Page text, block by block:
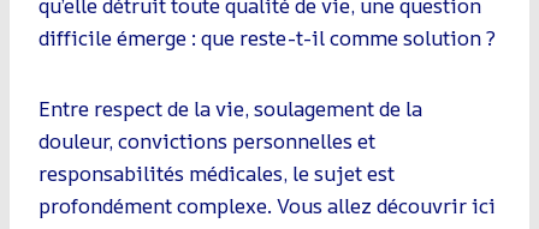
difficile émerge : que reste-t-il comme solution ?
Entre respect de la vie, soulagement de la
douleur, convictions personnelles et
responsabilités médicales, le sujet est
profondément complexe. Vous allez découvrir ici